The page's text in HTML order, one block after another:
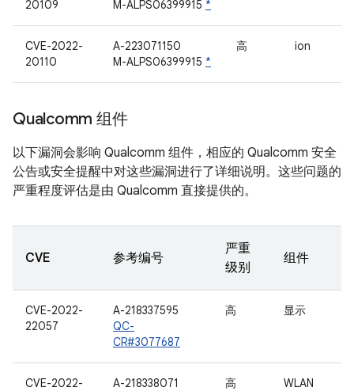
20109 M-ALPS06399915 *
CVE-2022-
20110
A-223071150
M-ALPS06399915 *
高 ion
Qualcomm 组件
以下漏洞会影响 Qualcomm 组件，相应的 Qualcomm 安全
公告或安全提醒中对这些漏洞进行了详细说明。这些问题的
严重程度评估是由 Qualcomm 直接提供的。
CVE 参考编号
严重
级别
组件
CVE-2022-
22057
A-218337595
QC-
CR#3077687
高 显示
CVE-2022-
A-218338071
高 WLAN